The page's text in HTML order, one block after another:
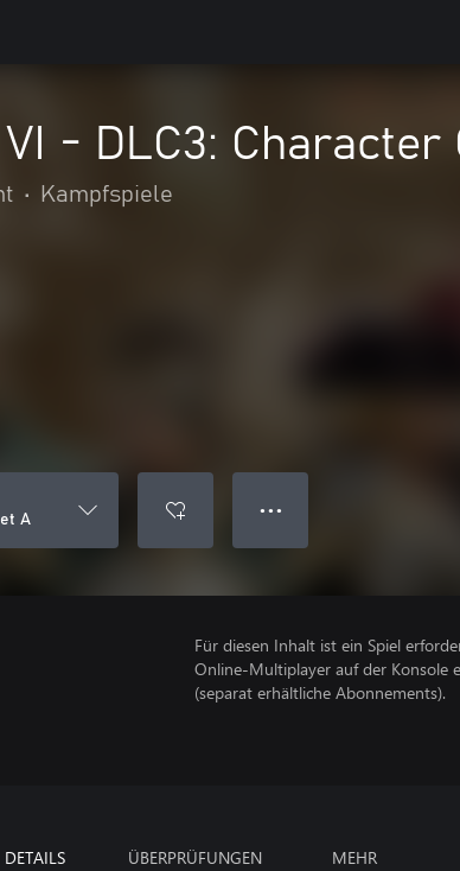
VI - DLC3:
• Kampfspiele
A
● ● ●
Für diesen Inhalt ist ein Spiel
Online-Multiplayer auf der Konsole
(separat erhältliche Abonnements).
DETAILS ÜBERPRÜFUNGEN MEHR